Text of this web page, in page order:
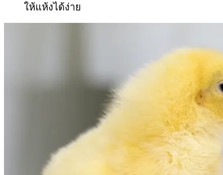
ให้แห้งได้ง่าย